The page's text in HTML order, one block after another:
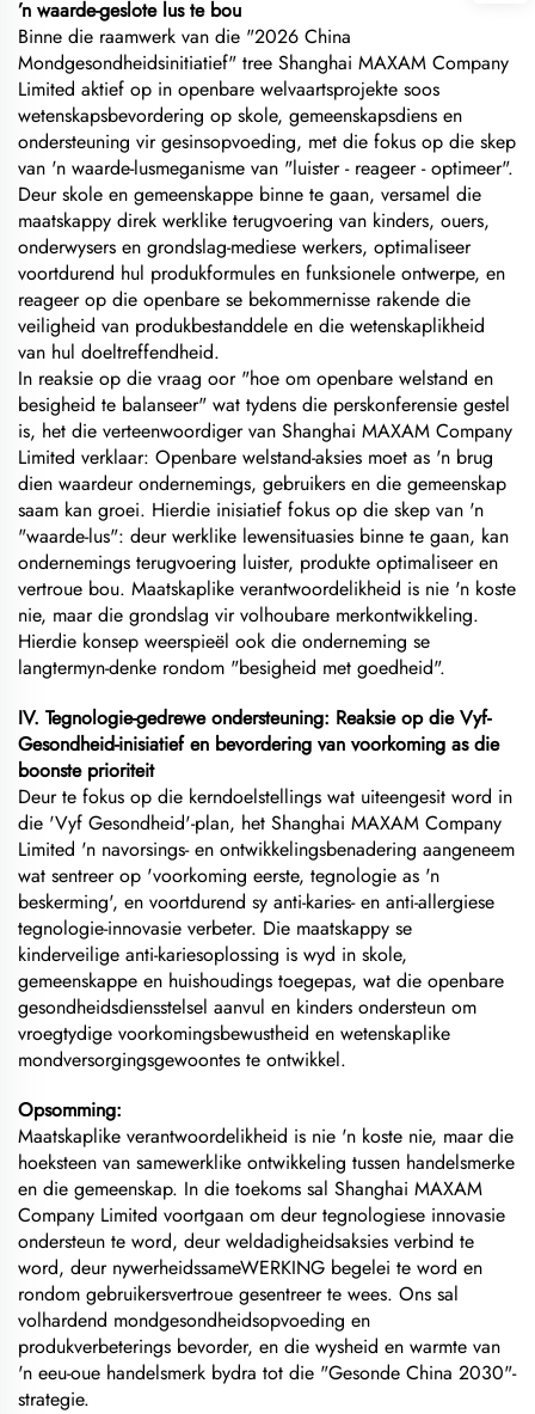
’n waarde-geslote lus te bou
Binne die raamwerk van die "2026 China
Mondgesondheidsinitiatief" tree Shanghai MAXAM Company
Limited aktief op in openbare welvaartsprojekte soos
wetenskapsbevordering op skole, gemeenskapsdiens en
ondersteuning vir gesinsopvoeding, met die fokus op die skep
van 'n waarde-lusmeganisme van "luister - reageer - optimeer".
Deur skole en gemeenskappe binne te gaan, versamel die
maatskappy direk werklike terugvoering van kinders, ouers,
onderwysers en grondslag-mediese werkers, optimaliseer
voortdurend hul produkformules en funksionele ontwerpe, en
reageer op die openbare se bekommernisse rakende die
veiligheid van produkbestanddele en die wetenskaplikheid
van hul doeltreffendheid.
In reaksie op die vraag oor "hoe om openbare welstand en
besigheid te balanseer" wat tydens die perskonferensie gestel
is, het die verteenwoordiger van Shanghai MAXAM Company
Limited verklaar: Openbare welstand-aksies moet as 'n brug
dien waardeur ondernemings, gebruikers en die gemeenskap
saam kan groei. Hierdie inisiatief fokus op die skep van 'n
"waarde-lus": deur werklike lewensituasies binne te gaan, kan
ondernemings terugvoering luister, produkte optimaliseer en
vertroue bou. Maatskaplike verantwoordelikheid is nie 'n koste
nie, maar die grondslag vir volhoubare merkontwikkeling.
Hierdie konsep weerspieël ook die onderneming se
langtermyn-denke rondom "besigheid met goedheid".
IV. Tegnologie-gedrewe ondersteuning: Reaksie op die Vyf-
Gesondheid-inisiatief en bevordering van voorkoming as die
boonste prioriteit
Deur te fokus op die kerndoelstellings wat uiteengesit word in
die 'Vyf Gesondheid'-plan, het Shanghai MAXAM Company
Limited 'n navorsings- en ontwikkelingsbenadering aangeneem
wat sentreer op 'voorkoming eerste, tegnologie as 'n
beskerming', en voortdurend sy anti-karies- en anti-allergiese
tegnologie-innovasie verbeter. Die maatskappy se
kinderveilige anti-kariesoplossing is wyd in skole,
gemeenskappe en huishoudings toegepas, wat die openbare
gesondheidsdiensstelsel aanvul en kinders ondersteun om
vroegtydige voorkomingsbewustheid en wetenskaplike
mondversorgingsgewoontes te ontwikkel.
Opsomming:
Maatskaplike verantwoordelikheid is nie 'n koste nie, maar die
hoeksteen van samewerklike ontwikkeling tussen handelsmerke
en die gemeenskap. In die toekoms sal Shanghai MAXAM
Company Limited voortgaan om deur tegnologiese innovasie
ondersteun te word, deur weldadigheidsaksies verbind te
word, deur nywerheidssameWERKING begelei te word en
rondom gebruikersvertroue gesentreer te wees. Ons sal
volhardend mondgesondheidsopvoeding en
produkverbeterings bevorder, en die wysheid en warmte van
'n eeu-oue handelsmerk bydra tot die "Gesonde China 2030"-
strategie.